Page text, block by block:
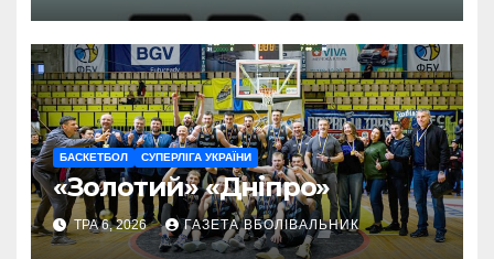
БАСКЕТБОЛ СУПЕРЛІГА УКРАЇНИ
«Золотий» «Дніпро»
ТРА 6, 2026 ГАЗЕТА ВБОЛІВАЛЬНИК